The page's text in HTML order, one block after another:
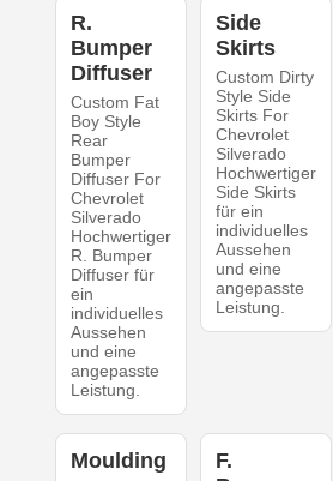
R.
Bumper
Diffuser
Custom Fat
Boy Style
Rear
Bumper
Diffuser For
Chevrolet
Silverado
Hochwertiger
R. Bumper
Diffuser für
ein
individuelles
Aussehen
und eine
angepasste
Leistung.
Side
Skirts
Custom Dirty
Style Side
Skirts For
Chevrolet
Silverado
Hochwertiger
Side Skirts
für ein
individuelles
Aussehen
und eine
angepasste
Leistung.
Moulding
F.